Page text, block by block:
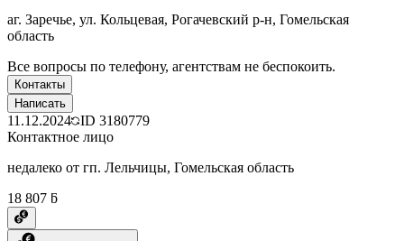
аг. Заречье, ул. Кольцевая, Рогачевский р-н, Гомельская
область
Все вопросы по телефону, агентствам не беспокоить.
Контакты
Написать
11.12.2024 ID 3180779
Контактное лицо
недалеко от гп. Лельчицы, Гомельская область
18 807 ƃ